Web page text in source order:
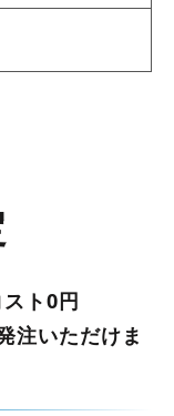
ト0円
注いただけま